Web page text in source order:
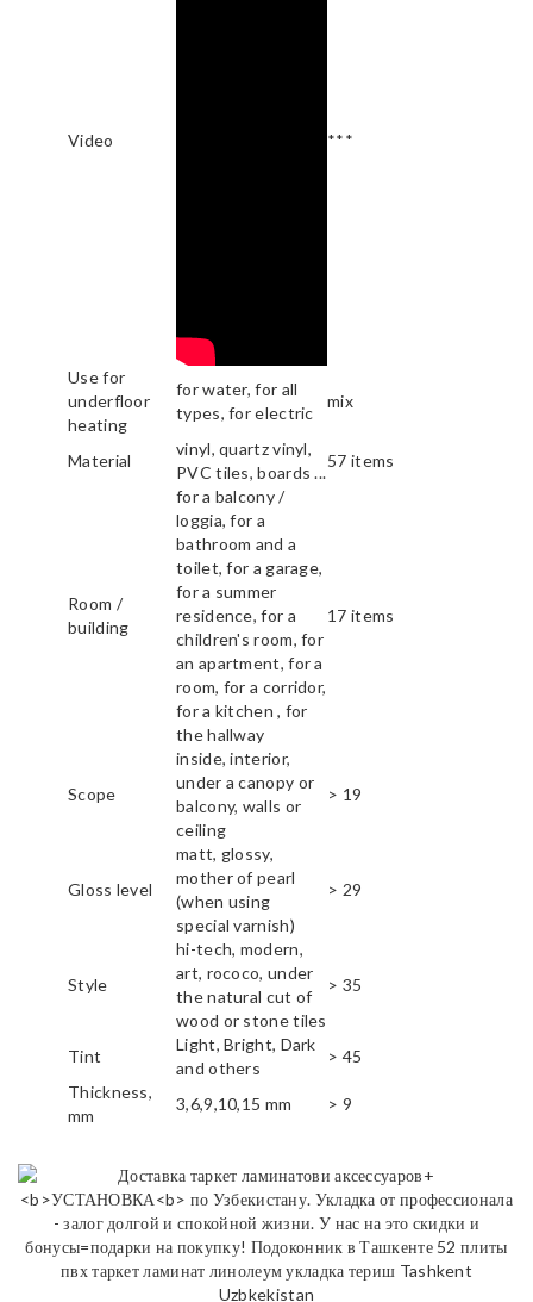
Video ***
Use for
underfloor
heating
for water, for all
types, for electric
mix
Material
vinyl, quartz vinyl,
PVC tiles, boards ...
57 items
Room /
building
for a balcony /
loggia, for a
bathroom and a
toilet, for a garage,
for a summer
residence, for a
children's room, for
an apartment, for a
room, for a corridor,
for a kitchen , for
the hallway
17 items
Scope
inside, interior,
under a canopy or
balcony, walls or
ceiling
> 19
Gloss level
matt, glossy,
mother of pearl
(when using
special varnish)
> 29
Style
hi-tech, modern,
art, rococo, under
the natural cut of
wood or stone tiles
> 35
Tint
Light, Bright, Dark
and others
> 45
Thickness,
mm
3,6,9,10,15 mm > 9